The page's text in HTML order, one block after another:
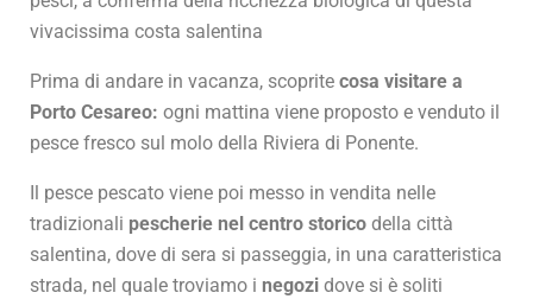
vivacissima costa salentina
Prima di andare in vacanza, scoprite cosa visitare a
Porto Cesareo: ogni mattina viene proposto e venduto il
pesce fresco sul molo della Riviera di Ponente.
Il pesce pescato viene poi messo in vendita nelle
tradizionali pescherie nel centro storico della città
salentina, dove di sera si passeggia, in una caratteristica
strada, nel quale troviamo i negozi dove si è soliti